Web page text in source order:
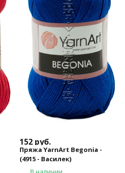
152 руб.
Пряжа YarnArt Begonia -
(4915 - Василек)